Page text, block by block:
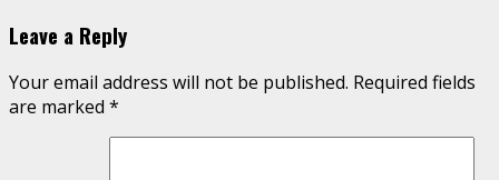
Leave a Reply
Your email address will not be published. Required fields
are marked *